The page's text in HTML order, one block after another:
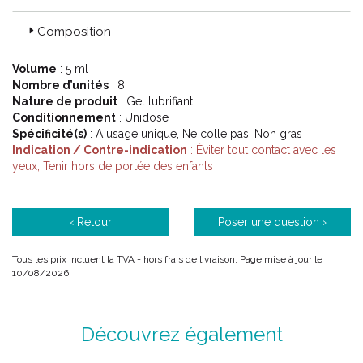
nous avons étoffé notre gamme de produits, pour répondre aux
besoins des femmes en matière de santé et de bien-être.
notre catalogue s’ est enrichi avec le soutien des gynécologues
et de leurs patientes. Des milliers de visages et autant de
sourires qui font notre fierté !
1989 : Soin Lavant doux Saforelle, Thalamag
1992 : Myleuca
1995 : Gestarelle, Crème apaisante Saforelle
1997 : Gydrelle Crème
La période 2000-2010
IPRAD ont tissé des relations étroites avec le réseau des
2000 : Décramp Gel
Composition
Volume : 5 ml
Nombre d’unités : 8
Nature de produit : Gel lubrifiant
Conditionnement : Unidose
Spécificité(s) : A usage unique, Ne colle pas, Non gras
Indication / Contre-indication : Éviter tout contact avec les
yeux, Tenir hors de portée des enfants
‹ Retour Poser une question ›
Tous les prix incluent la TVA - hors frais de livraison. Page mise à jour le
10/08/2026.
Découvrez également